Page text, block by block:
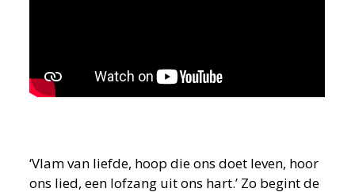
‘Vlam van liefde, hoop die ons doet leven, hoor
ons lied, een lofzang uit ons hart.’ Zo begint de